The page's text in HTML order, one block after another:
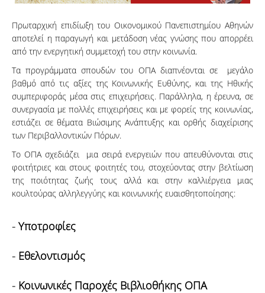
Πρωταρχική επιδίωξη του Οικονομικού Πανεπιστημίου Αθηνών
αποτελεί η παραγωγή και μετάδοση νέας γνώσης που απορρέει
από την ενεργητική συμμετοχή του στην κοινωνία.
Τα προγράμματα σπουδών του ΟΠΑ διαπνέονται σε μεγάλο
βαθμό από τις αξίες της Κοινωνικής Ευθύνης, και της Ηθικής
συμπεριφοράς μέσα στις επιχειρήσεις. Παράλληλα, η έρευνα, σε
συνεργασία με πολλές επιχειρήσεις και με φορείς της κοινωνίας,
εστιάζει σε θέματα Βιώσιμης Ανάπτυξης και ορθής διαχείρισης
των Περιβαλλοντικών Πόρων.
Το ΟΠΑ σχεδιάζει μια σειρά ενεργειών που απευθύνονται στις
φοιτήτριες και στους φοιτητές του, στοχεύοντας στην βελτίωση
της ποιότητας ζωής τους αλλά και στην καλλιέργεια μιας
κουλτούρας αλληλεγγύης και κοινωνικής ευαισθητοποίησης:
- Υποτροφίες
- Εθελοντισμός
- Κοινωνικές Παροχές Βιβλιοθήκης ΟΠΑ